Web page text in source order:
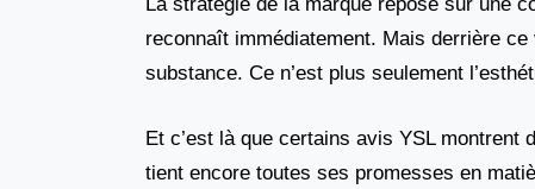
reconnaît immédiatement. Mais derrière
substance. Ce n’est plus seulement
Et c’est là que certains avis YSL
tient encore toutes ses promesses en